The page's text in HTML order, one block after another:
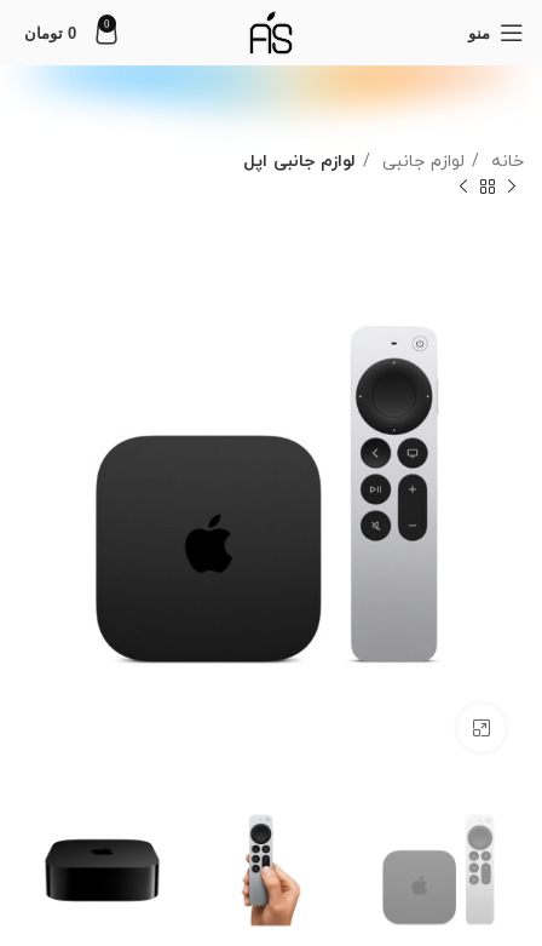
منو 0
0 تومان
خانه لوازم جانبی لوازم جانبی اپل